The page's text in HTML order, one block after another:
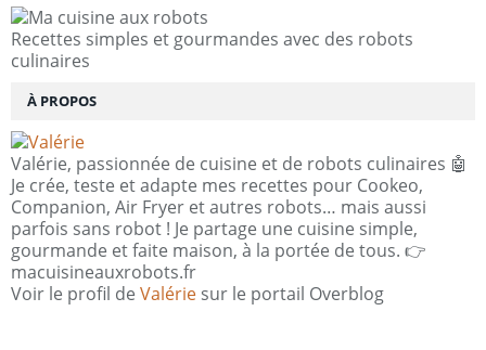
Recettes simples et gourmandes avec des robots
culinaires
À PROPOS
Valérie, passionnée de cuisine et de robots culinaires 🤖
Je crée, teste et adapte mes recettes pour Cookeo,
Companion, Air Fryer et autres robots… mais aussi
parfois sans robot ! Je partage une cuisine simple,
gourmande et faite maison, à la portée de tous. 👉
macuisineauxrobots.fr
Voir le profil de Valérie sur le portail Overblog